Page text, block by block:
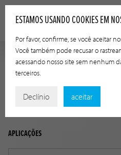
GUIA DE APLICAÇÃO
Encontre o produto correto para
APLICAÇÕES
ESTAMOS USANDO COOKIES EM
Por favor, confirme, se você aceitar
Você também pode recusar o
acessando nosso site sem nenhum
terceiros.
Declínio aceitar